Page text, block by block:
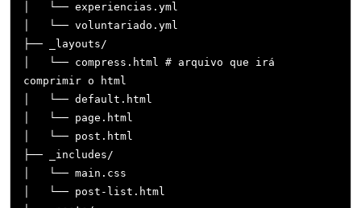
│   └── experiencias.yml
│   └── voluntariado.yml
├── _layouts/
│   └── compress.html # arquivo que irá
comprimir o html
│   └── default.html
│   └── page.html
│   └── post.html
├── _includes/
│   └── main.css
│   └── post-list.html